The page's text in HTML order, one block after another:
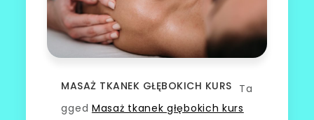
MASAŻ TKANEK GŁĘBOKICH KURS Ta
gged Masaż tkanek głębokich kurs